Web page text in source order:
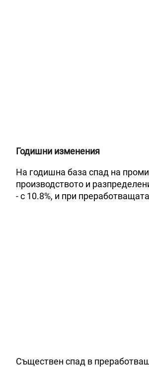
Годишни изменения
На годишна база спад на
производството и
- с 10.8%, и при
Съществен спад в